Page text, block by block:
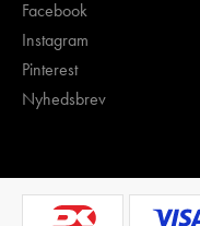
Facebook
Instagram
Pinterest
Nyhedsbrev